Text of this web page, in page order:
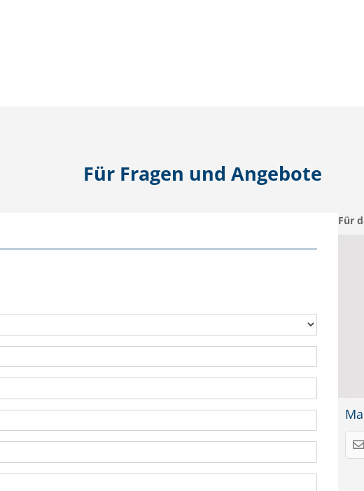
Für Fragen und Angebote
Für